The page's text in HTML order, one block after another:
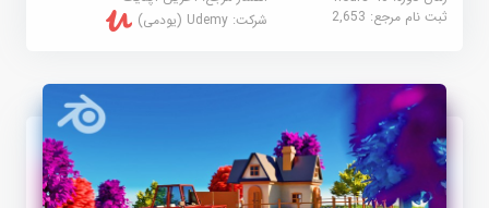
ثبت نام مرجع:2,653 شرکت:Udemy (یودمی)